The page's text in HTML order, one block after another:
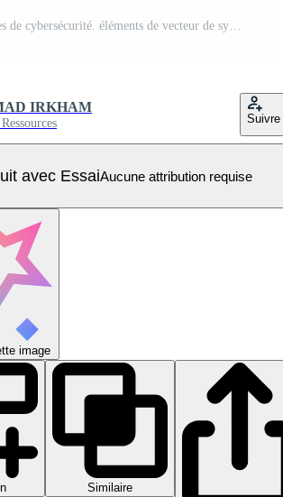
ensemble d'icônes de cybersécurité. éléments de vecteur de symbole de pack de cybersécurité pour le web infographique Vecteur Pro
IRKHAM
Suivre
avec EssaiAucune attribution requise
image
Similaire